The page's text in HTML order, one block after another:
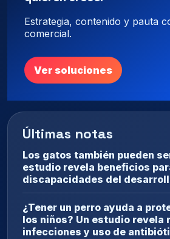
Estrategia, contenido y pauta
comercial.
Ver soluciones
Últimas notas
Los gatos también pueden
estudio revela beneficios
discapacidades del
¿Tener un perro ayuda a
los niños? Un estudio revela
infecciones y uso de